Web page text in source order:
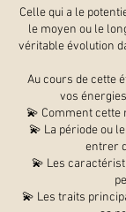
Celle qui a le
le moyen ou le
véritable évolution
Au cours de cette
vos
💫 Comment cette
💫 La période ou
entrer
💫 Les
💫 Les traits